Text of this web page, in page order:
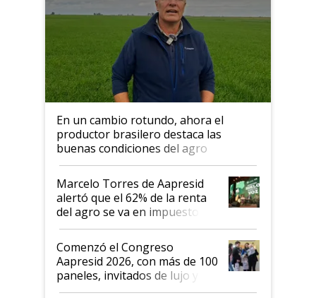
En un cambio rotundo, ahora el
productor brasilero destaca las
buenas condiciones del agro
argentino para invertir: "Los veo
más motivados"
Marcelo Torres de Aapresid
alertó que el 62% de la renta
del agro se va en impuestos:
"No es bueno que en
Argentina se sigan discutiendo
las mismas cosas de hace 50
años"
Comenzó el Congreso
Aapresid 2026, con más de 100
paneles, invitados de lujo y
todas las tendencias